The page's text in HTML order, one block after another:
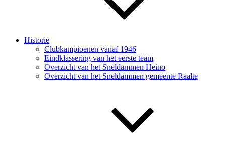
Historie
Clubkampioenen vanaf 1946
Eindklassering van het eerste team
Overzicht van het Sneldammen Heino
Overzicht van het Sneldammen gemeente Raalte